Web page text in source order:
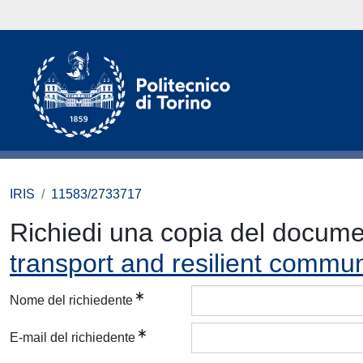
IRIS 11583/2733717
Richiedi una copia del
transport and resilient
Nome del richiedente
E-mail del richiedente